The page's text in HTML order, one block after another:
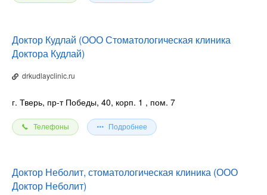
Доктор Кудлай (ООО Стоматологическая клиника
Доктора Кудлай)
drkudlayclinic.ru
г. Тверь, пр-т Победы, 40, корп. 1 , пом. 7
Телефоны Подробнее
Доктор Неболит, стоматологическая клиника (ООО
Доктор Неболит)